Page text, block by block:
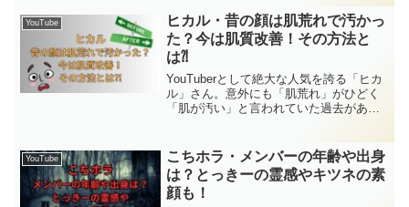
身バレも気になります。蜜乃木ジルさん
の前世や中身・顔・身バレやプロフィー
ルについて調べてみました。
YouTube
ヒカル・昔の顔は肌荒れで汚かっ
た？今は肌質改善！その方法と
は⁈
YouTuberとして絶大な人気を誇る「ヒカ
ル」さん。意外にも「肌荒れ」がひどく
「肌が汚い」と言われていた過去がある
れの実態や肌質改善の方法について詳し
く調査し、健康的で綺麗な肌を手に入れ
た方法を深掘りしていきます。
YouTube
こちホラ・メンバーの年齢や出身
は？とっきーの霊感やキツネの素
顔も！